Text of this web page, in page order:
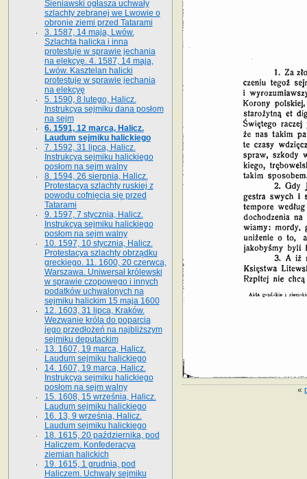
«
Sieniawski ogłasza uchwały
szlachty zebranej we Lwowie o
obronie ziemi przed Tatarami
3. 1587, 14 maja, Lwów.
Szlachta halicka i inna
protestuje w sprawie jechania
na elekcyę. 4. 1587, 14 maja,
Lwów. Kasztelan halicki
protestuje w sprawie jechania
na elekcyę
5. 1590, 8 lutego, Halicz.
Instrukcya sejmiku dana posłom
na sejm
6. 1591, 12 marca, Halicz.
Laudum sejmiku halickiego
7. 1592, 31 lipca, Halicz.
Instrukcya sejmiku halickiego
posłom na sejm walny
8. 1594, 26 sierpnia, Halicz.
Protestacya szlachty ruskiej z
powodu cofnięcia się przed
Tatarami
9. 1597, 7 stycznia, Halicz.
Instrukcya sejmiku halickiego
posłom na sejm walny
10. 1597, 10 stycznia, Halicz.
Protestacya szlachty obrządku
greckiego. 11. 1600, 20 czerwca,
Warszawa. Uniwersał królewski
w sprawie czopowego i innych
podatków uchwalonych na
sejmiku halickim 15 maja 1600
12. 1603, 31 lipca, Kraków.
Wezwanie króla do poparcia
jego przedłożeń na najbliższym
sejmiku deputackim
13. 1607, 19 marca, Halicz.
Laudum sejmiku halickiego
14. 1607, 19 marca, Halicz.
Instrukcya sejmiku halickiego
posłom na sejm walny
15. 1608, 15 września, Halicz.
Laudum sejmiku halickiego
16. 13, 9 września, Halicz.
Laudum sejmiku halickiego
18. 1615, 20 października, pod
Haliczem. Konfederacya
ziemian halickich
19. 1615, 1 grudnia, pod
Haliczem. Uchwały sejmiku